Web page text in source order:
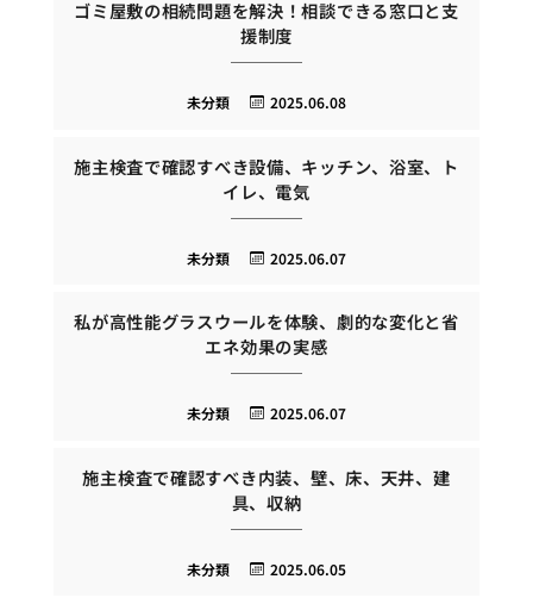
ゴミ屋敷の相続問題を解決！相談できる窓口と支
援制度
2025.06.08
未分類
施主検査で確認すべき設備、キッチン、浴室、ト
イレ、電気
2025.06.07
未分類
私が高性能グラスウールを体験、劇的な変化と省
エネ効果の実感
2025.06.07
未分類
施主検査で確認すべき内装、壁、床、天井、建
具、収納
2025.06.05
未分類